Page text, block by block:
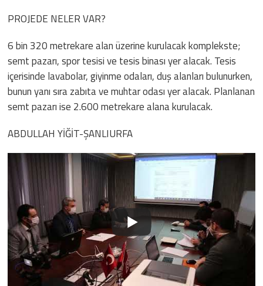
PROJEDE NELER VAR?
6 bin 320 metrekare alan üzerine kurulacak komplekste;
semt pazarı, spor tesisi ve tesis binası yer alacak. Tesis
içerisinde lavabolar, giyinme odaları, duş alanları bulunurken,
bunun yanı sıra zabıta ve muhtar odası yer alacak. Planlanan
semt pazarı ise 2.600 metrekare alana kurulacak.
ABDULLAH YİĞİT-ŞANLIURFA